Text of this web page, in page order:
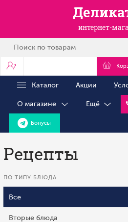
интернет-
?
Каталог Акции
О магазине Ещё
Бонусы
Рецепты
ПО ТИПУ БЛЮДА
Все
Вторые блюда